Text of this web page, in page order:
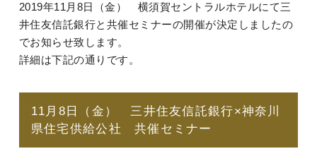
2019年11月8日（金） 横須賀セントラルホテルにて三
井住友信託銀行と共催セミナーの開催が決定しましたの
でお知らせ致します。
詳細は下記の通りです。
11月8日（金） 三井住友信託銀行×神奈川
県住宅供給公社 共催セミナー